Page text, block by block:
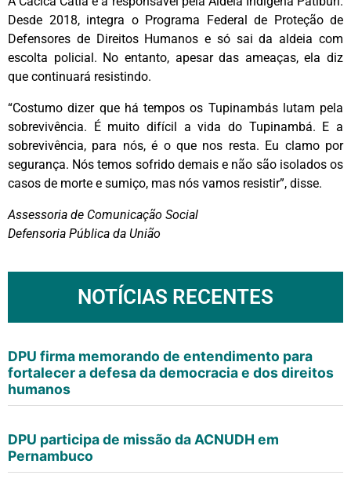
Desde 2018, integra o Programa Federal de Proteção de
Defensores de Direitos Humanos e só sai da aldeia com
escolta policial. No entanto, apesar das ameaças, ela diz
que continuará resistindo.
“Costumo dizer que há tempos os Tupinambás lutam pela
sobrevivência. É muito difícil a vida do Tupinambá. E a
sobrevivência, para nós, é o que nos resta. Eu clamo por
segurança. Nós temos sofrido demais e não são isolados os
casos de morte e sumiço, mas nós vamos resistir”, disse.
Assessoria de Comunicação Social
Defensoria Pública da União
NOTÍCIAS RECENTES
DPU firma memorando de entendimento para
fortalecer a defesa da democracia e dos direitos
humanos
DPU participa de missão da ACNUDH em
Pernambuco